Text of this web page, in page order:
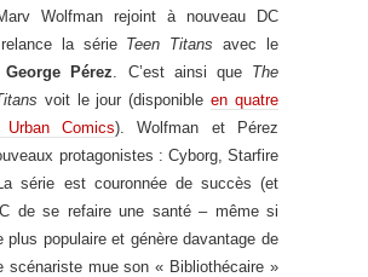
Wolfman rejoint à nouveau DC
la série Teen Titans avec le
George Pérez . C’est ainsi que The
voit le jour (disponibleen quatre
Comics). Wolfman et Pérez
protagonistes : Cyborg, Starfire
série est couronnée de succès (et
de se refaire une santé – même si
plus populaire et génère davantage de
scénariste mue son « Bibliothécaire »